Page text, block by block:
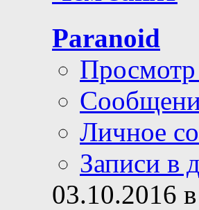
Paranoid
Личное
Записи в
03.10.2016